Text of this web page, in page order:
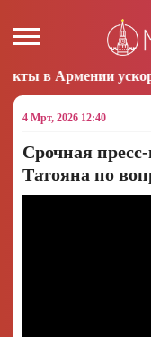
до 8,6%:
4 Мрт, 2026 12:40
Срочная
Татояна по